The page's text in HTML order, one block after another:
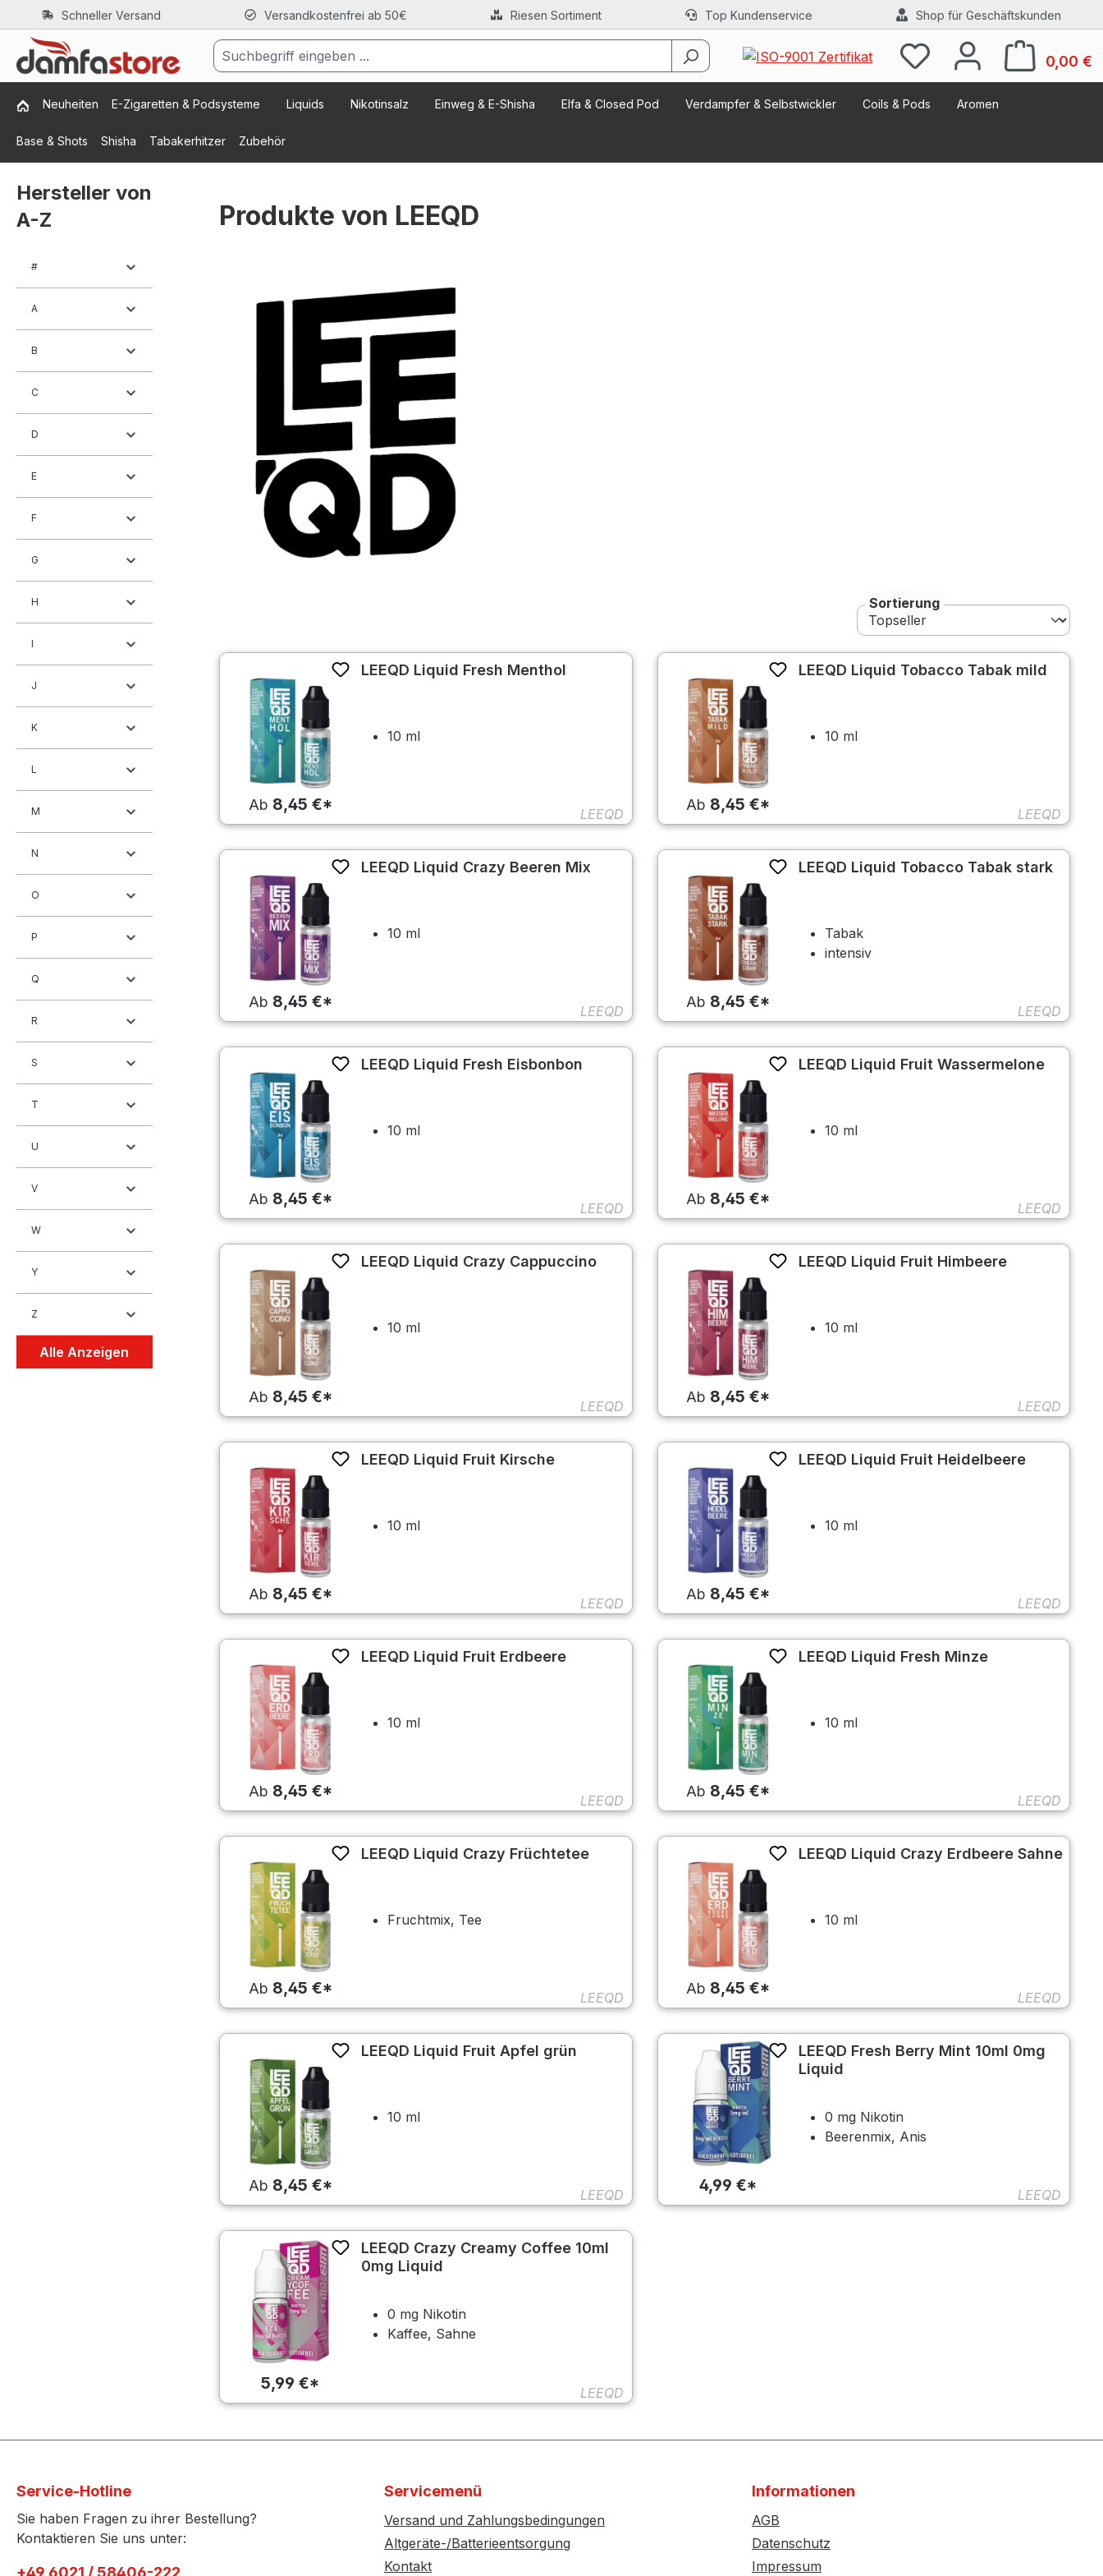
Hauptinhalt springen
Zur Suche springen
Zur Hauptnavigation springen
Schneller Versand Versandkostenfrei ab 50€ Riesen Sortiment Top Kundenservice Shop für Geschäftskunden
0,00 €
Neuheiten E-Zigaretten & Podsysteme Liquids Nikotinsalz Einweg & E-Shisha Elfa & Closed Pod Verdampfer & Selbstwickler Coils & Pods Aromen
Base & Shots Shisha Tabakerhitzer Zubehör
Hersteller von
A-Z
#
A
B
C
D
E
F
G
H
I
J
K
L
M
N
O
P
Q
R
S
T
U
V
W
Y
Z
Alle Anzeigen
Produkte von LEEQD
Sortierung
Ab 8,45 €*
LEEQD Liquid Fresh Menthol
10 ml
LEEQD
Ab 8,45 €*
LEEQD Liquid Tobacco Tabak mild
10 ml
LEEQD
Ab 8,45 €*
LEEQD Liquid Crazy Beeren Mix
10 ml
LEEQD
Ab 8,45 €*
LEEQD Liquid Tobacco Tabak stark
Tabak
intensiv
LEEQD
Ab 8,45 €*
LEEQD Liquid Fresh Eisbonbon
10 ml
LEEQD
Ab 8,45 €*
LEEQD Liquid Fruit Wassermelone
10 ml
LEEQD
Ab 8,45 €*
LEEQD Liquid Crazy Cappuccino
10 ml
LEEQD
Ab 8,45 €*
LEEQD Liquid Fruit Himbeere
10 ml
LEEQD
Ab 8,45 €*
LEEQD Liquid Fruit Kirsche
10 ml
LEEQD
Ab 8,45 €*
LEEQD Liquid Fruit Heidelbeere
10 ml
LEEQD
Ab 8,45 €*
LEEQD Liquid Fruit Erdbeere
10 ml
LEEQD
Ab 8,45 €*
LEEQD Liquid Fresh Minze
10 ml
LEEQD
Ab 8,45 €*
LEEQD Liquid Crazy Früchtetee
Fruchtmix, Tee
LEEQD
Ab 8,45 €*
LEEQD Liquid Crazy Erdbeere Sahne
10 ml
LEEQD
Ab 8,45 €*
LEEQD Liquid Fruit Apfel grün
10 ml
LEEQD 4,99 €*
LEEQD Fresh Berry Mint 10ml 0mg
Liquid
0 mg Nikotin
Beerenmix, Anis
LEEQD
5,99 €*
LEEQD Crazy Creamy Coffee 10ml
0mg Liquid
0 mg Nikotin
Kaffee, Sahne
LEEQD
Service-Hotline
Sie haben Fragen zu ihrer Bestellung?
Kontaktieren Sie uns unter:
+49 6021 / 58406-222
Servicemenü
Versand und Zahlungsbedingungen
Altgeräte-/Batterieentsorgung
Kontakt
Informationen
AGB
Datenschutz
Impressum